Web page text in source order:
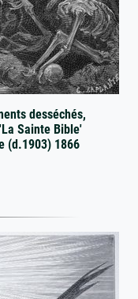
desséchés,
Sainte Bible'
(d.1903) 1866